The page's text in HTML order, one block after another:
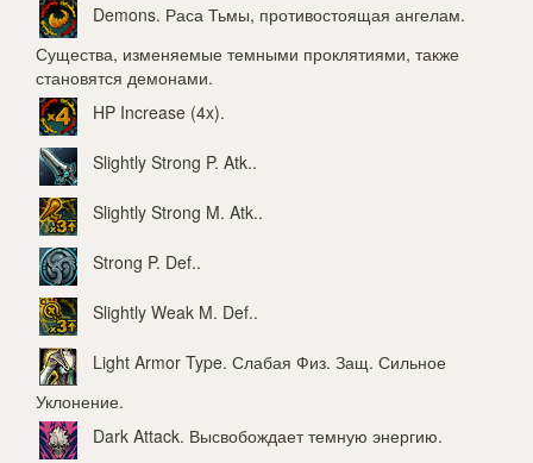
Demons. Раса Тьмы, противостоящая ангелам.
Существа, изменяемые темными проклятиями, также
становятся демонами.
HP Increase (4x).
Slightly Strong P. Atk..
Slightly Strong M. Atk..
Strong P. Def..
Slightly Weak M. Def..
Light Armor Type. Слабая Физ. Защ. Сильное
Уклонение.
Dark Attack. Высвобождает темную энергию.